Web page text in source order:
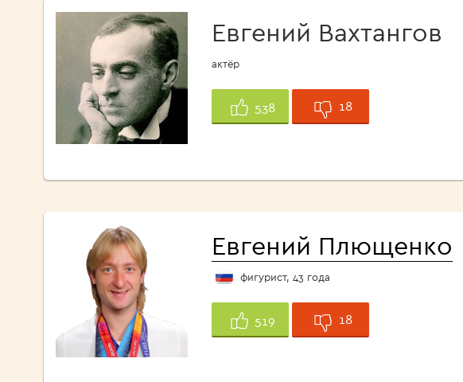
Евгений Вахтангов
актёр
538 18
Евгений Плющенко
фигурист, 43 года
519 18